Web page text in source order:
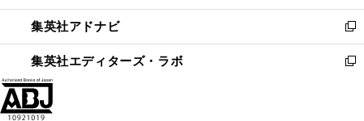
開
く
ウ
で
開
く
ン
ド
ウ
で
ウ
ィ
ン
ド
集英社アドナビ
新
し
い
集英社エディターズ・ラボ
新